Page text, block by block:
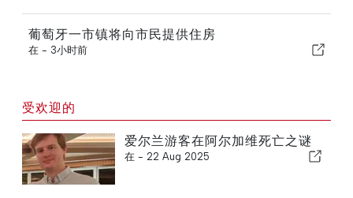
葡萄牙一市镇将向市民提供住房
在 - 3小时前
受欢迎的
爱尔兰游客在阿尔加维死亡之谜
在 - 22 Aug 2025